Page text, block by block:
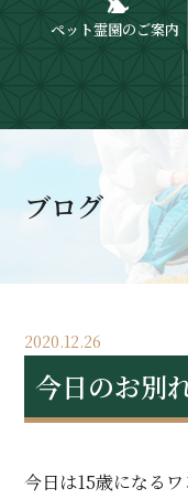
ペット霊園のご案内
ブログ
2020.12.26
今日のお別
今日は15歳になる